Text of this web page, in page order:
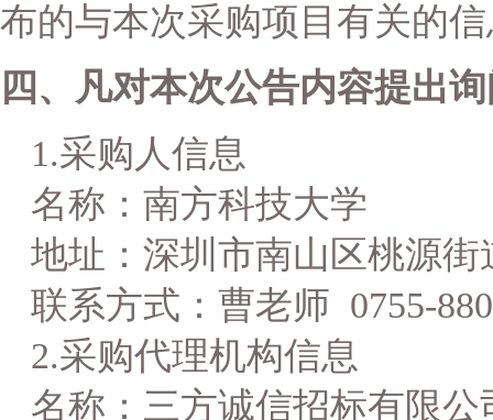
布的与本次采购项目有关的
四、凡对本次公告内容提出
1.采购人信息
名称：南方科技大学
地址：深圳市南山区桃源街
联系方式：曹老师 0755-
2.采购代理机构信息
名称：三方诚信招标有限公